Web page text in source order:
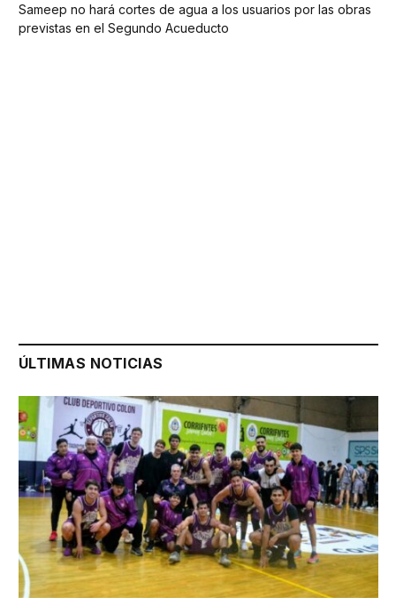
Sameep no hará cortes de agua a los usuarios por las obras
previstas en el Segundo Acueducto
ÚLTIMAS NOTICIAS